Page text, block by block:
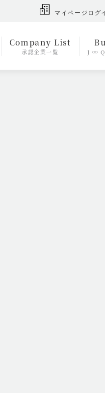
マイページログ
Company List
承認企業一覧 J ∞